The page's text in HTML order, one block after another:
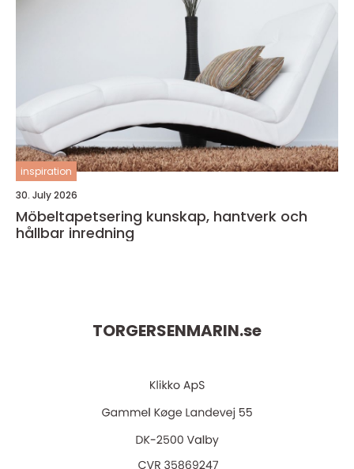
inspiration
30. July 2026
Möbeltapetsering kunskap, hantverk och
hållbar inredning
TORGERSENMARIN.se